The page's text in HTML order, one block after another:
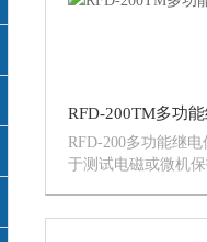
RFD-200TM多功
RFD-200多功能继
于测试电磁或微机